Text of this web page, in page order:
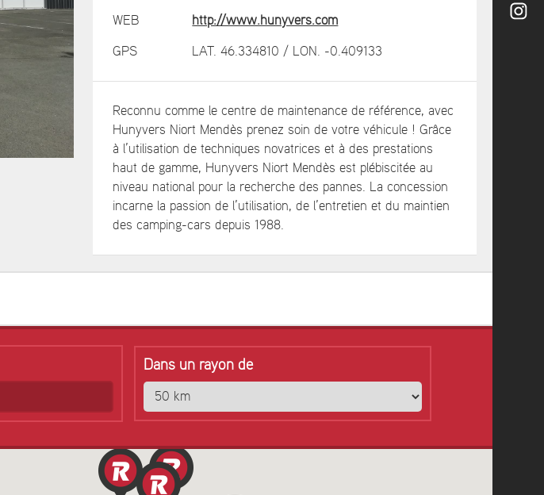
WEB http://www.hunyvers.com
GPS LAT. 46.334810 / LON. -0.409133
Reconnu comme le centre de maintenance de référence, avec
Hunyvers Niort Mendès prenez soin de votre véhicule ! Grâce
à l’utilisation de techniques novatrices et à des prestations
haut de gamme, Hunyvers Niort Mendès est plébiscitée au
niveau national pour la recherche des pannes. La concession
incarne la passion de l’utilisation, de l’entretien et du maintien
des camping-cars depuis 1988.
Dans un rayon de